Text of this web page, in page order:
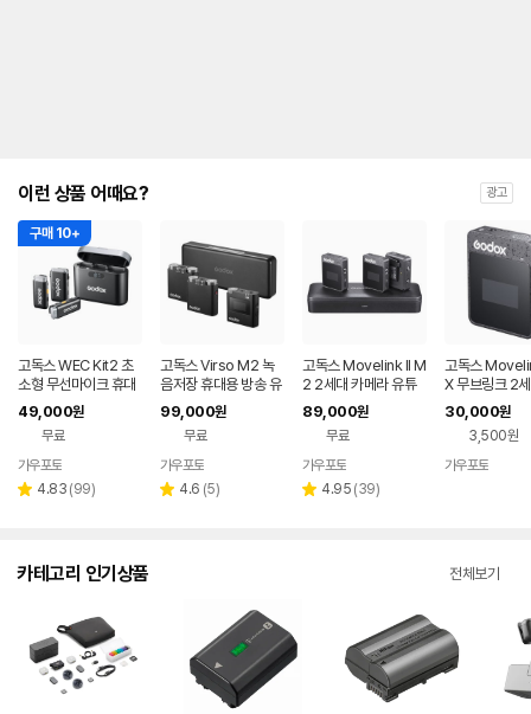
이런 상품 어때요? 광고
구매 10+
고독스 WEC Kit2 초
소형 무선마이크 휴대
폰 휴대용 방송 유튜브
촬영 카메라 무선 마이
크 시스템
49,000원
무료
페이
가우포토
별 4.83 리
(99)
고독스 Virso M2 녹
음저장 휴대용 방송 유
튜브 촬영 카메라 무선
마이크
99,000원
무료
페이
가우포토
별 4.6 리
(5)
고독스 Movelink II M
2 2세대 카메라 유튜
브 방송용 컴팩트 무선
마이크 무브링크
89,000원
무료
페이
가우포토
별 4.95 리
(39)
고독스
X 무브링크 2
신기1 단품 소
용 방송 유튜브
메라 무선 마
템
30,000원
3,500원
가우포토
카테고리 인기상품 전체보기